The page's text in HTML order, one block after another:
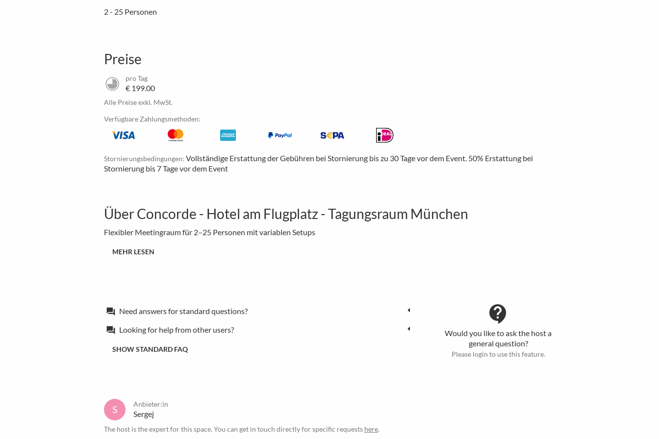
2 - 25 Personen
Preise
pro Tag
€ 199.00
Alle Preise exkl. MwSt.
Verfügbare Zahlungsmethoden:
Stornierungsbedingungen: Vollständige Erstattung der Gebühren bei Stornierung bis zu 30 Tage vor dem Event. 50% Erstattung bei
Stornierung bis 7 Tage vor dem Event
Über Concorde - Hotel am Flugplatz - Tagungsraum München
Flexibler Meetingraum für 2–25 Personen mit variablen Setups
MEHR LESEN
forum Need answers for standard questions?
forum Looking for help from other users?
SHOW STANDARD FAQ
contact_support
Would you like to ask the host a
general question?
Please login to use this feature.
S Anbieter:in
Sergej
The host is the expert for this space. You can get in touch directly for specific requests here.